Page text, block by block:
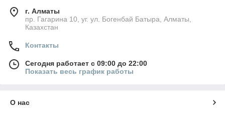
г. Алматы
пр. Гагарина 10, уг. ул. Богенбай Батыра, Алматы,
Казахстан
Контакты
Сегодня работает с 09:00 до 22:00
Показать весь график работы
О нас